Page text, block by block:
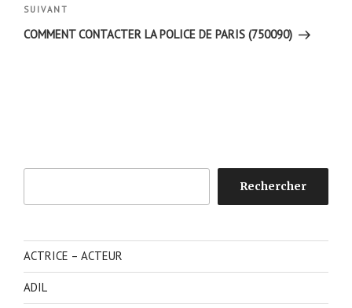
Article
suivant
SUIVANT
COMMENT CONTACTER LA POLICE DE PARIS (750090)
Rechercher
ACTRICE – ACTEUR
ADIL